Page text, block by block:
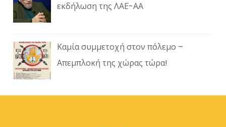
εκδήλωση της ΛΑΕ-ΑΑ
Καμία συμμετοχή στον πόλεμο –
Απεμπλοκή της χώρας τώρα!